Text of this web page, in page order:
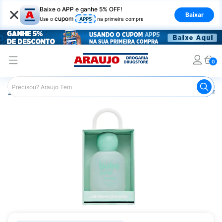
× Baixe o APP e ganhe 5% OFF!
Use o cupom APP5 na primeira compra
Baixar
0
Araujo Infantil Perfumes e Colônias